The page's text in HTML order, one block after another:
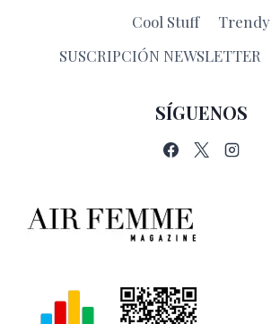
Cool Stuff
Trendy
SUSCRIPCIÓN NEWSLETTER
SÍGUENOS